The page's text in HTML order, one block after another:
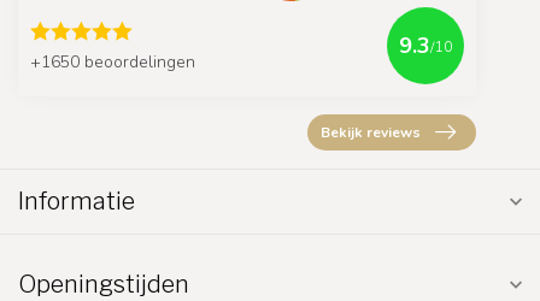
+1650 beoordelingen
9.3/10
Bekijk reviews
Informatie
Openingstijden